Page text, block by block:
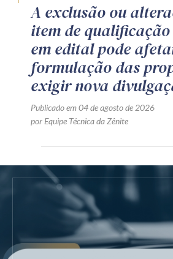
A exclusão ou
item de
em edital pode
formulação das
exigir nova
Publicado em 04 de agosto de 2026
por Equipe Técnica da Zênite